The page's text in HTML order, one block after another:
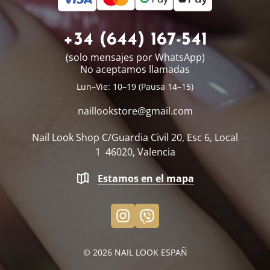
+34 (644) 167-541
(solo mensajes por WhatsApp)
No aceptamos llamadas
Lun–Vie: 10–19 (Pausa 14–15)
naillookstore@gmail.com
Nail Look Shop C/Guardia Civil 20, Esc 6, Local
1 46020, Valencia
Estamos en el mapa
© 2026 NAIL LOOK ESPAÑ